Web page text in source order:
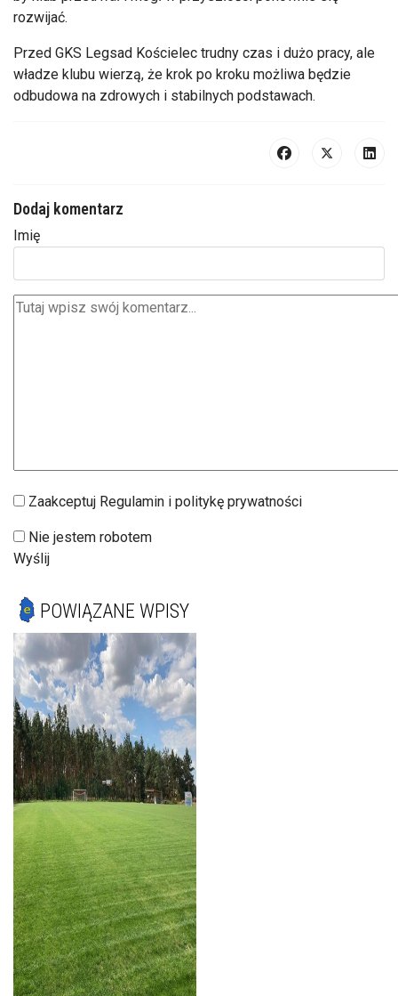
rozwijać.
Przed GKS Legsad Kościelec trudny czas i dużo pracy, ale
władze klubu wierzą, że krok po kroku możliwa będzie
odbudowa na zdrowych i stabilnych podstawach.
Dodaj komentarz
Imię
Zaakceptuj Regulamin i politykę prywatności
Nie jestem robotem
Wyślij
POWIĄZANE WPISY